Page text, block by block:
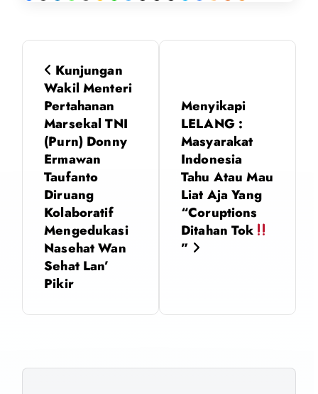
N
i
o
Kunjungan
Wakil Menteri
Pertahanan
Marsekal TNI
(Purn) Donny
Ermawan
Taufanto
Diruang
Kolaboratif
Mengedukasi
Nasehat Wan
Sehat Lan’
Pikir
Menyikapi
LELANG :
Masyarakat
Indonesia
Tahu Atau Mau
Liat Aja Yang
“Coruptions
Ditahan Tok
”